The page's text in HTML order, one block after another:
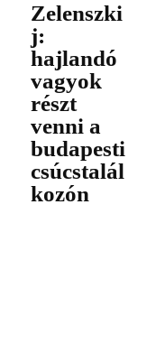
Zelenszki
j:
hajlandó
vagyok
részt
venni a
budapesti
csúcstalál
kozón